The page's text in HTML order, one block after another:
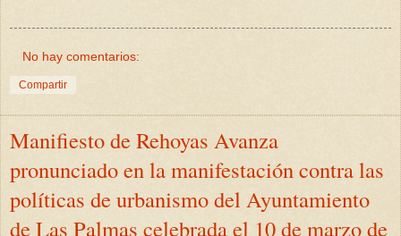
No hay comentarios:
Compartir
Manifiesto de Rehoyas Avanza
pronunciado en la manifestación contra las
políticas de urbanismo del Ayuntamiento
de Las Palmas celebrada el 10 de marzo de